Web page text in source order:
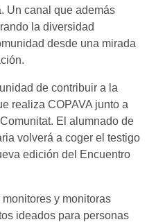
Un canal que además
la diversidad
desde una mirada
de contribuir a la
realiza COPAVA junto a
El alumnado de
volverá a coger el testigo
edición del Encuentro
y monitoras
ideados para personas